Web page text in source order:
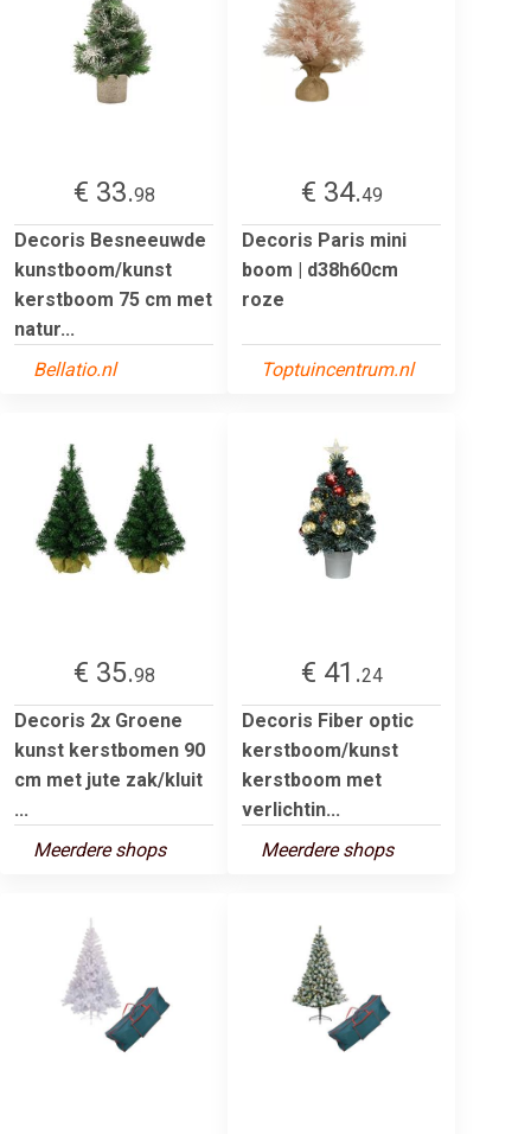
€ 33.98
Decoris Besneeuwde
kunstboom/kunst
kerstboom 75 cm met
natur...
Bellatio.nl
€ 34.49
Decoris Paris mini
boom | d38h60cm
roze
Toptuincentrum.nl
€ 35.98
Decoris 2x Groene
kunst kerstbomen 90
cm met jute zak/kluit
...
Meerdere shops
€ 41.24
Decoris Fiber optic
kerstboom/kunst
kerstboom met
verlichtin...
Meerdere shops